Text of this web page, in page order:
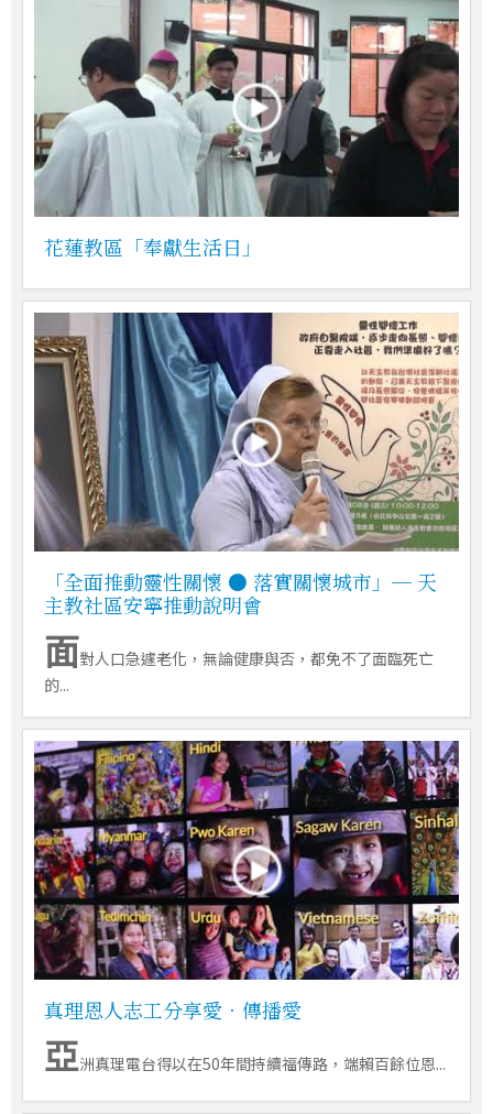
花蓮教區「奉獻生活日」
「全面推動靈性關懷 ● 落實關懷城市」─ 天
主教社區安寧推動說明會
面對人口急遽老化，無論健康與否，都免不了面臨死亡
的...
真理恩人志工分享愛．傳播愛
亞洲真理電台得以在50年間持續福傳路，端賴百餘位恩...